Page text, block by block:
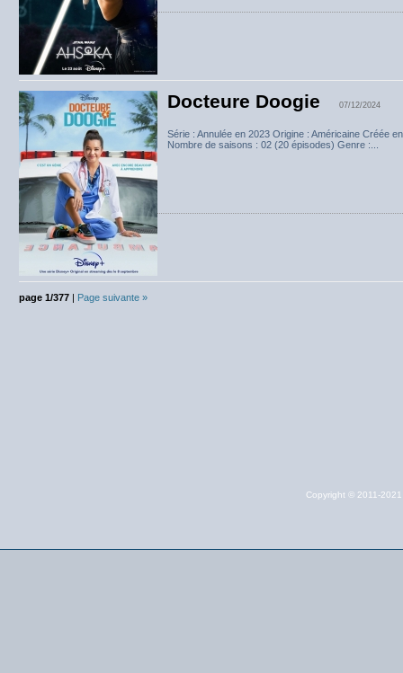
Docteure Doogie 07/12/2024
Série : Annulée en 2023 Origine : Américaine Créée
Nombre de saisons : 02 (20 épisodes) Genre :...
page 1/377 | Page suivante »
Copyright © 2011-